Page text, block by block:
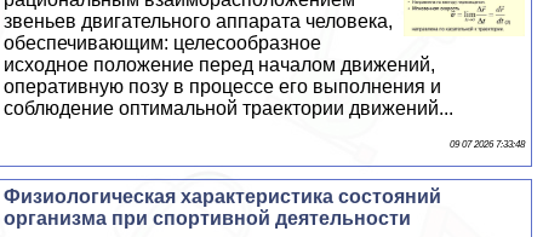
звеньев двигательного аппарата человека,
обеспечивающим: целесообразное
исходное положение перед началом движений,
оперативную позу в процессе его выполнения и
соблюдение оптимальной траектории движений...
09 07 2026 7:33:48
Физиологическая хаpaктеристика состояний
организма при спортивной деятельности